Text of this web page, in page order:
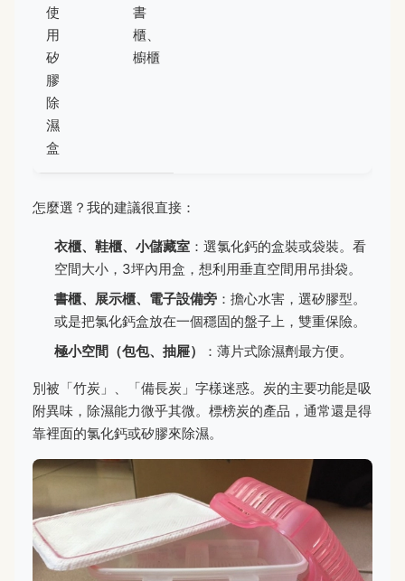
使
用
矽
膠
除
濕
盒
書
櫃、
櫥櫃
怎麼選？我的建議很直接：
衣櫃、鞋櫃、小儲藏室 ：選氯化鈣的盒裝或袋裝。看
空間大小，3坪內用盒，想利用垂直空間用吊掛袋。
書櫃、展示櫃、電子設備旁 ：擔心水害，選矽膠型。
或是把氯化鈣盒放在一個穩固的盤子上，雙重保險。
極小空間（包包、抽屜）
：薄片式除濕劑最方便。
別被「竹炭」、「備長炭」字樣迷惑。炭的主要功能是吸
附異味，除濕能力微乎其微。標榜炭的產品，通常還是得
靠裡面的氯化鈣或矽膠來除濕。